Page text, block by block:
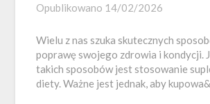
Opublikowano 14/02/2026
Wielu z nas szuka skutecznych
poprawę swojego zdrowia i kondycji.
takich sposobów jest stosowanie
diety. Ważne jest jednak, aby